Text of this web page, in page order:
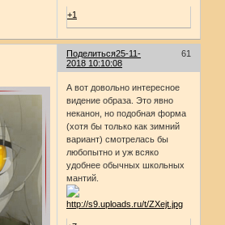
+1
Поделиться 61
25-11-
2018 10:10:08
А вот довольно интересное
видение образа. Это явно
неканон, но подобная форма
(хотя бы только как зимний
вариант) смотрелась бы
любопытно и уж всяко
удобнее обычных школьных
мантий.